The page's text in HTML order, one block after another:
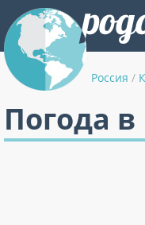
Россия /
Погода в